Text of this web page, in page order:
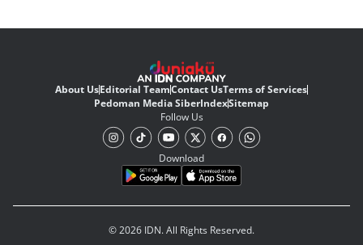
About UsEditorial TeamContact UsTerms of Services
Pedoman Media SiberIndexSitemap
Follow Us
Download
© 2026 IDN. All Rights Reserved.